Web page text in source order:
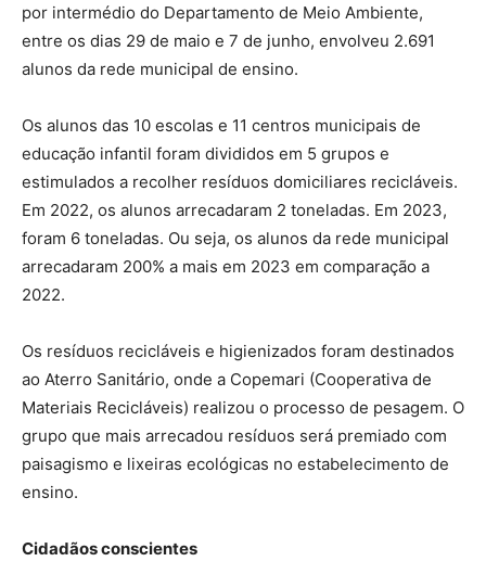
por intermédio do Departamento de Meio Ambiente,
entre os dias 29 de maio e 7 de junho, envolveu 2.691
alunos da rede municipal de ensino.
Os alunos das 10 escolas e 11 centros municipais de
educação infantil foram divididos em 5 grupos e
estimulados a recolher resíduos domiciliares recicláveis.
Em 2022, os alunos arrecadaram 2 toneladas. Em 2023,
foram 6 toneladas. Ou seja, os alunos da rede municipal
arrecadaram 200% a mais em 2023 em comparação a
2022.
Os resíduos recicláveis e higienizados foram destinados
ao Aterro Sanitário, onde a Copemari (Cooperativa de
Materiais Recicláveis) realizou o processo de pesagem. O
grupo que mais arrecadou resíduos será premiado com
paisagismo e lixeiras ecológicas no estabelecimento de
ensino.
Cidadãos conscientes